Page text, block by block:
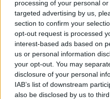
processing of your personal
targeted advertising by us,
section to confirm your
opt-out request is processed
interest-based ads based on
us or personal information
your opt-out. You may
disclosure of your personal
IAB’s list of downstream
also be disclosed by us to
Publicado28 de Mayo
Buenas ruso1183!! Pedazo de
y pedazo de coche...por cierto
(exclusivo del sline)???
A difrutarlo!!!